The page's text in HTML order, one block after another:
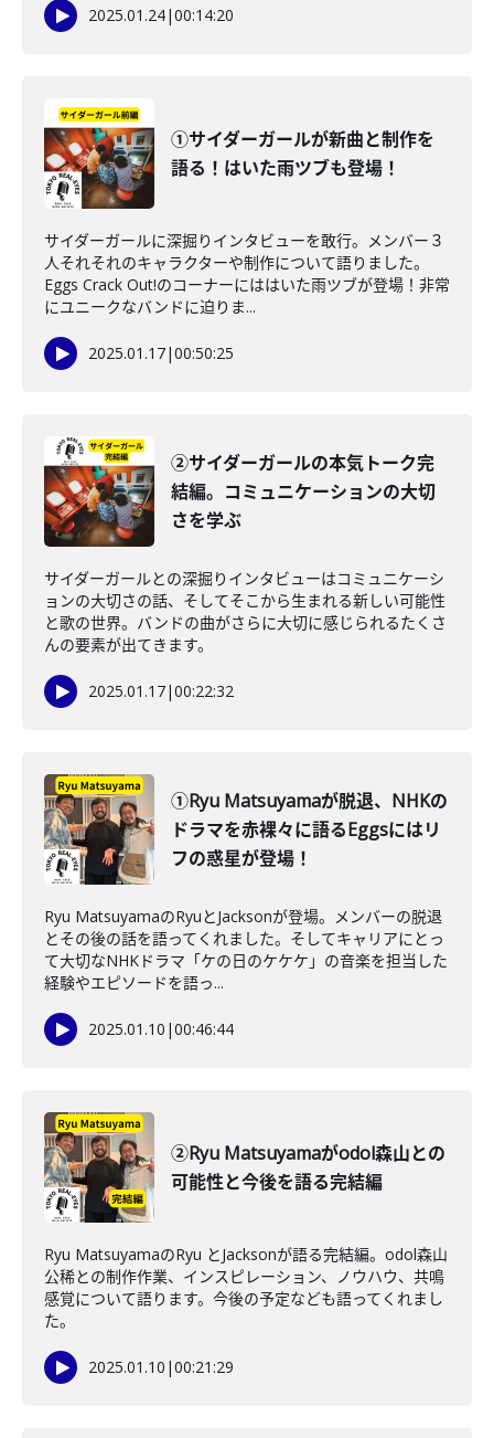
2025.01.24|00:14:20
①サイダーガールが新曲と制作を
語る！はいた雨ツブも登場！
サイダーガールに深掘りインタビューを敢行。メンバー３
人それそれのキャラクターや制作について語りました。
Eggs Crack Out!のコーナーにははいた雨ツブが登場！非常
にユニークなバンドに迫りま...
2025.01.17|00:50:25
②サイダーガールの本気トーク完
結編。コミュニケーションの大切
さを学ぶ
サイダーガールとの深掘りインタビューはコミュニケーシ
ョンの大切さの話、そしてそこから生まれる新しい可能性
と歌の世界。バンドの曲がさらに大切に感じられるたくさ
んの要素が出てきます。
2025.01.17|00:22:32
①Ryu Matsuyamaが脱退、NHKの
ドラマを赤裸々に語るEggsにはリ
フの惑星が登場！
Ryu MatsuyamaのRyuとJacksonが登場。メンバーの脱退
とその後の話を語ってくれました。そしてキャリアにとっ
て大切なNHKドラマ「ケの日のケケケ」の音楽を担当した
経験やエピソードを語っ...
2025.01.10 |00:46:44
②Ryu Matsuyamaがodol森山との
可能性と今後を語る完結編
Ryu MatsuyamaのRyu とJacksonが語る完結編。odol森山
公稀との制作作業、インスピレーション、ノウハウ、共鳴
感覚について語ります。今後の予定なども語ってくれまし
た。
2025.01.10 |00:21:29